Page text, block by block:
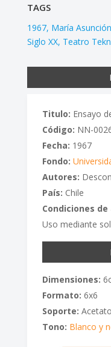
TAGS
1967 María
Siglo XX Teatro
Titulo: Ensayo
Código: NN-
Fecha: 1967
Fondo:
Autores:
País: Chile
Condiciones
Uso mediante
Dimensiones:
Formato: 6x6
Soporte: Acetato
Tono: Blanco y